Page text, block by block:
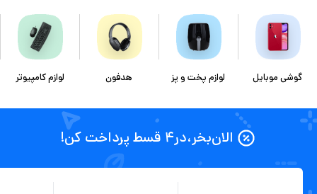
گوشی موبایل لوازم پخت و پز هدفون لوازم کامپیوتر
الان‌بخر،در۴ قسط پرداخت کن!